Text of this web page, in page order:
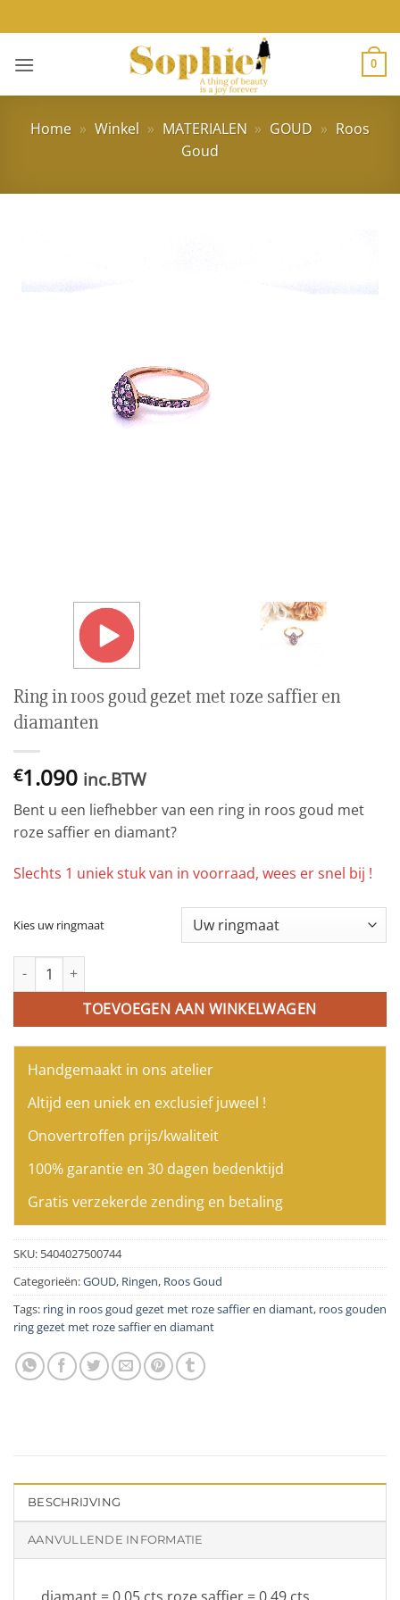
naar
inhoud
0
Home » Winkel » MATERIALEN » GOUD » Roos
Goud
Ring in roos goud gezet met roze saffier en
diamanten
€1.090 inc.BTW
Bent u een liefhebber van een ring in roos goud met
roze saffier en diamant?
Slechts 1 uniek stuk van in voorraad, wees er snel bij !
Kies uw ringmaat
Ring in roos goud gezet met roze saffier en diamanten aantal
TOEVOEGEN AAN WINKELWAGEN
Handgemaakt in ons atelier
Altijd een uniek en exclusief juweel !
Onovertroffen prijs/kwaliteit
100% garantie en 30 dagen bedenktijd
Gratis verzekerde zending en betaling
SKU: 5404027500744
Categorieën:GOUD, Ringen, Roos Goud
Tags: ring in roos goud gezet met roze saffier en diamant, roos gouden
ring gezet met roze saffier en diamant
BESCHRIJVING
AANVULLENDE INFORMATIE